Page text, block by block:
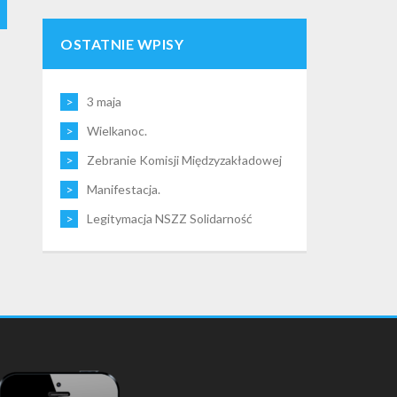
OSTATNIE WPISY
3 maja
Wielkanoc.
Zebranie Komisji Międzyzakładowej
Manifestacja.
Legitymacja NSZZ Solidarność